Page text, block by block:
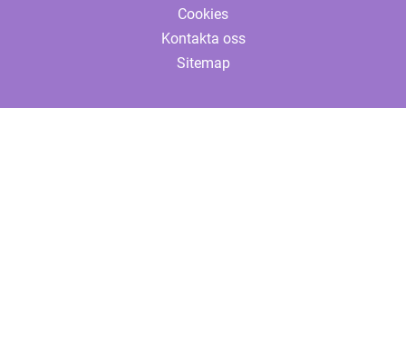
Cookies
Kontakta oss
Sitemap